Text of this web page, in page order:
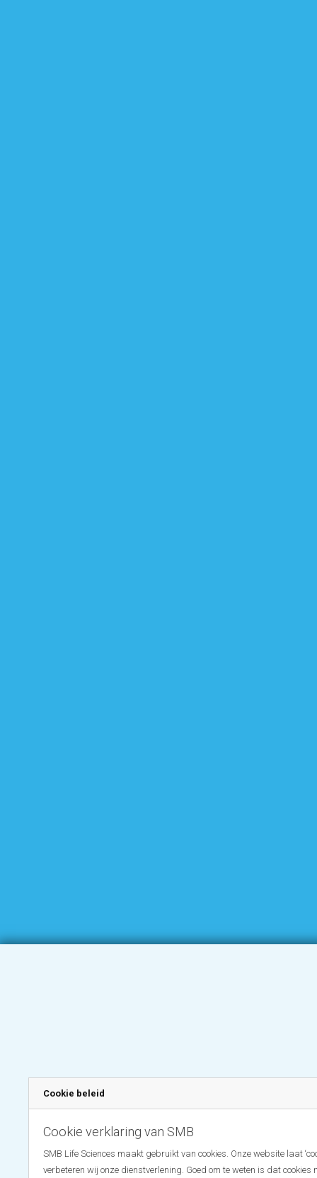
Cookie beleid
Cookie verklaring van SMB
SMB Life Sciences maakt gebruikt van cookies. Onze website laat
verbeteren wij onze dienstverlening. Goed om te weten is dat